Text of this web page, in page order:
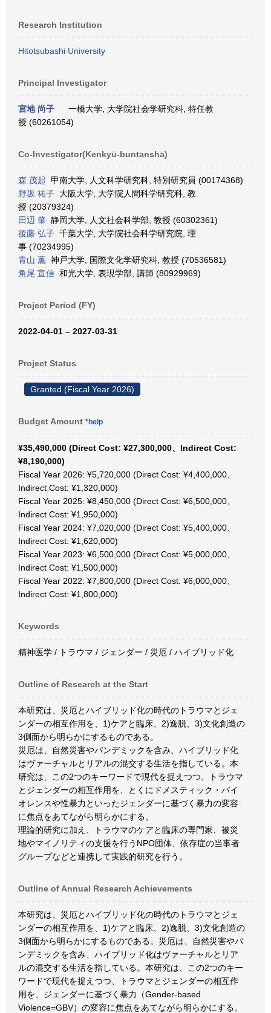
Research Institution
Hitotsubashi University
Principal Investigator
宮地 尚子
一橋大学, 大学院社会学研究科, 特任教
授 (60261054)
Co-Investigator(Kenkyū-buntansha)
森 茂起 甲南大学, 人文科学研究科, 特別研究員 (00174368)
野坂 祐子 大阪大学, 大学院人間科学研究科, 教
授 (20379324)
田辺 肇 静岡大学, 人文社会科学部, 教授 (60302361)
後藤 弘子 千葉大学, 大学院社会科学研究院, 理
事 (70234995)
青山 薫 神戸大学, 国際文化学研究科, 教授 (70536581)
角尾 宣信 和光大学, 表現学部, 講師 (80929969)
Project Period (FY)
2022-04-01 – 2027-03-31
Project Status
Granted (Fiscal Year 2026)
Budget Amount *help
¥35,490,000 (Direct Cost: ¥27,300,000、Indirect Cost:
¥8,190,000)
Fiscal Year 2026: ¥5,720,000 (Direct Cost: ¥4,400,000、
Indirect Cost: ¥1,320,000)
Fiscal Year 2025: ¥8,450,000 (Direct Cost: ¥6,500,000、
Indirect Cost: ¥1,950,000)
Fiscal Year 2024: ¥7,020,000 (Direct Cost: ¥5,400,000、
Indirect Cost: ¥1,620,000)
Fiscal Year 2023: ¥6,500,000 (Direct Cost: ¥5,000,000、
Indirect Cost: ¥1,500,000)
Fiscal Year 2022: ¥7,800,000 (Direct Cost: ¥6,000,000、
Indirect Cost: ¥1,800,000)
Keywords
精神医学 / トラウマ / ジェンダー / 災厄 / ハイブリッド化
Outline of Research at the Start
本研究は、災厄とハイブリッド化の時代のトラウマとジェ
ンダーの相互作用を、1)ケアと臨床、2)逸脱、3)文化創造の
3側面から明らかにするものである。
災厄は、自然災害やパンデミックを含み、ハイブリッド化
はヴァーチャルとリアルの混交する生活を指している。本
研究は、この2つのキーワードで現代を捉えつつ、トラウマ
とジェンダーの相互作用を、とくにドメスティック・バイ
オレンスや性暴力といったジェンダーに基づく暴力の変容
に焦点をあてながら明らかにする。
理論的研究に加え、トラウマのケアと臨床の専門家、被災
地やマイノリティの支援を行うNPO団体、依存症の当事者
グループなどと連携して実践的研究を行う。
Outline of Annual Research Achievements
本研究は、災厄とハイブリッド化の時代のトラウマとジェ
ンダーの相互作用を、1)ケアと臨床、2)逸脱、3)文化創造の
3側面から明らかにするものである。災厄は、自然災害やパ
ンデミックを含み、ハイブリッド化はヴァーチャルとリア
ルの混交する生活を指している。本研究は、この2つのキー
ワードで現代を捉えつつ、トラウマとジェンダーの相互作
用を、ジェンダーに基づく暴力（Gender-based
Violence=GBV）の変容に焦点をあてながら明らかにする。